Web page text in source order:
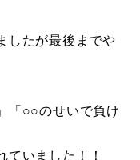
したが最後までや
「○○のせいで負け
ていました！！